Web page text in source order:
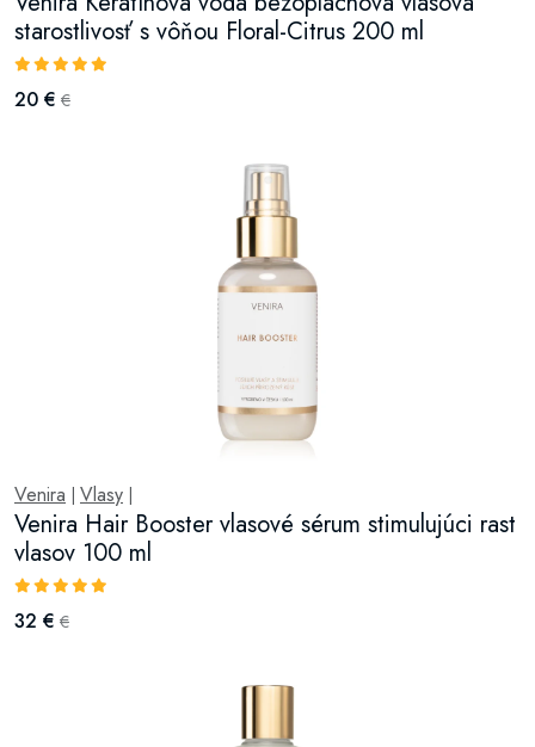
starostlivosť s vôňou Floral-Citrus 200 ml
20 € €
Venira Vlasy
Venira Hair Booster vlasové sérum stimulujúci rast
vlasov 100 ml
32 € €